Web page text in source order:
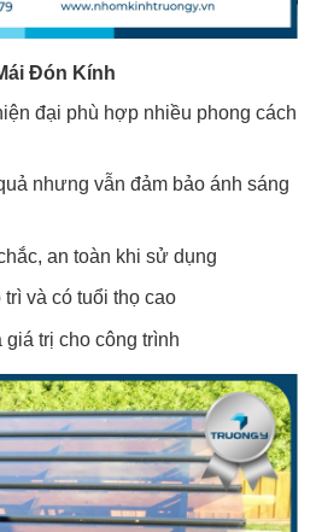
Đón Kính
đại phù hợp nhiều phong cách
nhưng vẫn đảm bảo ánh sáng
an toàn khi sử dụng
và có tuổi thọ cao
giá trị cho công trình